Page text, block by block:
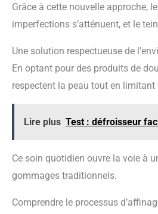
Grâce à cette nouvelle approche,
imperfections s’atténuent, et le
Une solution respectueuse de
En optant pour des produits de
respectent la peau tout en
Lire plus Test : défroisseur
Ce soin quotidien ouvre la voie à
gommages traditionnels.
Comprendre le processus